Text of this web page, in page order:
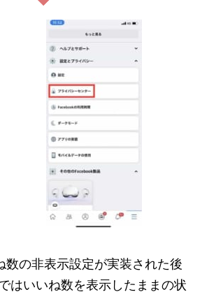
の非表示設定が実装された後
はいいね数を表示したままの状